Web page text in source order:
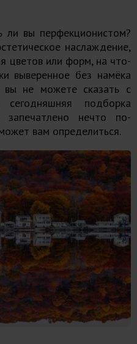
ли вы перфекционистом?
наслаждение,
цветов или форм, на что-
выверенное без намёка
вы не можете сказать с
подборка
нечто по-
вам определиться.